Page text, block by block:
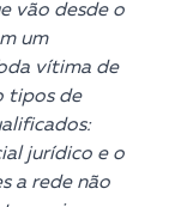
vão desde o
um
vítima de
tipos de
jurídico e o
a rede não